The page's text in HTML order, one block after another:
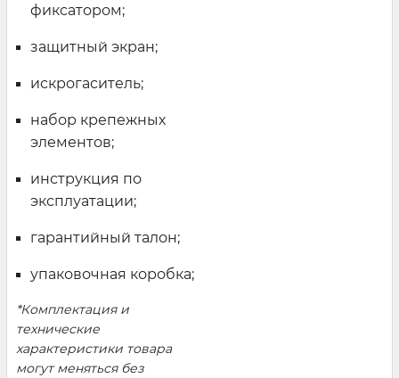
фиксатором;
защитный экран;
искрогаситель;
набор крепежных
элементов;
инструкция по
эксплуатации;
гарантийный талон;
упаковочная коробка;
*Комплектация и
технические
характеристики товара
могут меняться без